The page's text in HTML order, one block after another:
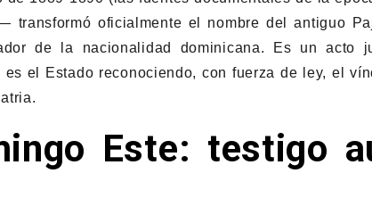
transformó oficialmente el nombre del antiguo
de la nacionalidad dominicana. Es un acto
es el Estado reconociendo, con fuerza de ley, el
Este: testigo